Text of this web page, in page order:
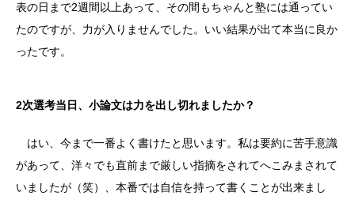
表の日まで2週間以上あって、その間もちゃんと塾には通ってい
たのですが、力が入りませんでした。いい結果が出て本当に良か
ったです。
2次選考当日、小論文は力を出し切れましたか？
はい、今まで一番よく書けたと思います。私は要約に苦手意識
があって、洋々でも直前まで厳しい指摘をされてへこみまされて
いましたが（笑）、本番では自信を持って書くことが出来まし